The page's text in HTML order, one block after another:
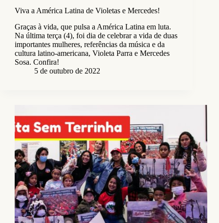
Viva a América Latina de Violetas e Mercedes!
Graças à vida, que pulsa a América Latina em luta.
Na última terça (4), foi dia de celebrar a vida de duas
importantes mulheres, referências da música e da
cultura latino-americana, Violeta Parra e Mercedes
Sosa. Confira!
5 de outubro de 2022